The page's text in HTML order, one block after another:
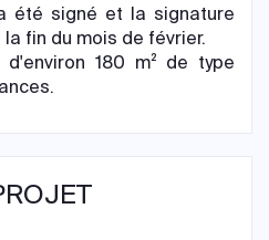
été signé et la signature
fin du mois de février.
180 m² de type